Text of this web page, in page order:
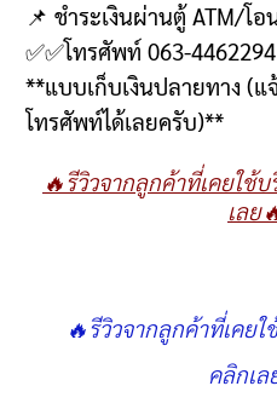
📌 ชำระเงินผ่านตู้ATM/โอ
✅✅โทรศัพท์ 063-
**แบบเก็บเงินปลายทาง (แ
โทรศัพท์ได้เลยครับ)**
🔥รีวิวจากลูกค้าที่เคยใช้
เลย
🔥รีวิวจากลูกค้าที่เคย
คลิกเล